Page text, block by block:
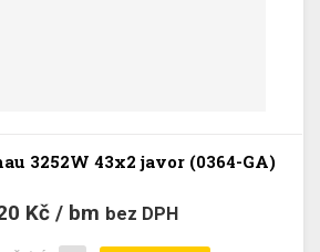
3252W 43x2 javor (0364-GA)
Kč / bm bez DPH